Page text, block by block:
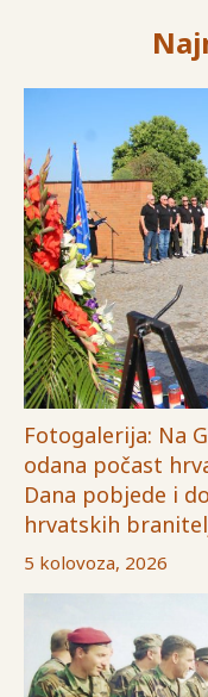
Fotogalerija: Na
odana počast
Dana pobjede i
hrvatskih
5 kolovoza, 2026